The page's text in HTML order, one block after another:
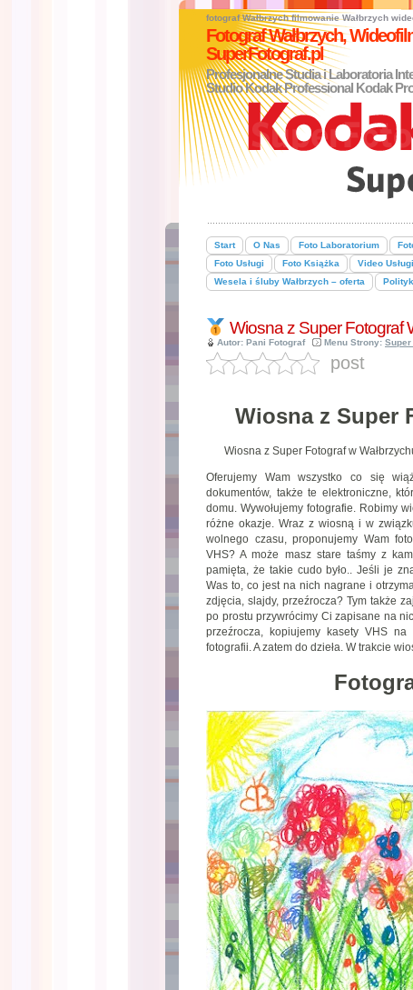
fotograf Wałbrzych filmowanie Wałbrzych
Fotograf Wałbrzych,
SuperFotograf.pl
Profesjonalne Studia i Laboratoria
Studio Kodak Professional Kodak
Start O Nas Foto Laboratorium
Foto Usługi
Foto Książka Video Usługi
Wesela i śluby Wałbrzych – oferta
Wiosna z Super Fotograf
Autor: Pani Fotograf Menu Strony: Super
post
Wiosna z Super
Wiosna z Super Fotograf w
Oferujemy Wam wszystko co się
dokumentów, także te elektroniczne,
domu. Wywołujemy fotografie. Robimy
różne okazje. Wraz z wiosną i w
wolnego czasu, proponujemy Wam
VHS? A może masz stare taśmy z
pamięta, że takie cudo było.. Jeśli je
Was to, co jest na nich nagrane i
zdjęcia, slajdy, przeźrocza? Tym także
po prostu przywrócimy Ci zapisane na
przeźrocza, kopiujemy kasety VHS
fotografii. A zatem do dzieła. W trakcie